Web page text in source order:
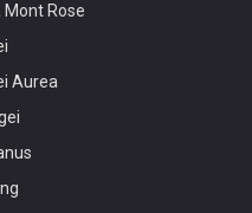
Mont Rose
Aurea